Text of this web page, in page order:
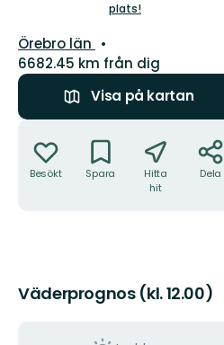
plats!
Län:
Örebro län
6682.45 km från dig
Visa på kartan
Besökt Spara
Hitta
hit
Dela
Väderprognos (kl. 12.00)